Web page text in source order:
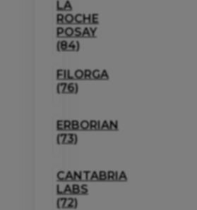
LA
ROCHE
POSAY
(84)
FILORGA
(76)
ERBORIAN
(73)
CANTABRIA
LABS
(72)